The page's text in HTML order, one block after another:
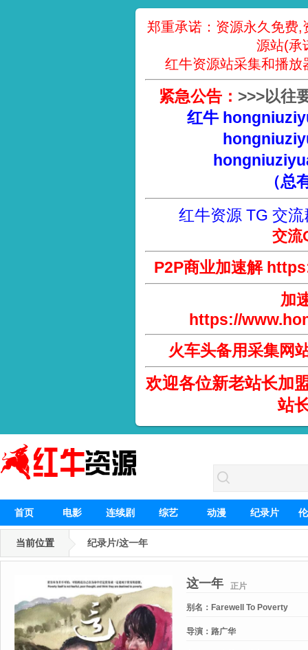
郑重承诺：资源永久免费
源站(承
红牛资源站采集和播放
紧急公告： >>>以往
红牛
（总
红牛资源 TG 交流
交流
P2P商业加速解
加
https://
火车头备用采集网
欢迎各位新老站长加
站
首页 电影 连续剧 综艺 动漫 纪录片
当前位置 纪录片/这一年
这一年 正片
别名： Farewell To Poverty
导演： 路广华